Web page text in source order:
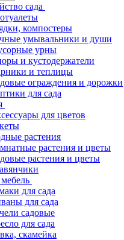
сада
компостеры
умывальники и души
урны
и кустодержатели
и теплицы
ограждения и дорожки
для сада
для цветов
растения
растения и цветы
растения и цветы
для сада
для сада
садовые
для сада
скамейка